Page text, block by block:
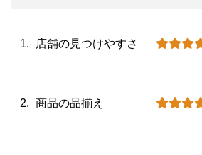
店舗の見つけやすさ
商品の品揃え